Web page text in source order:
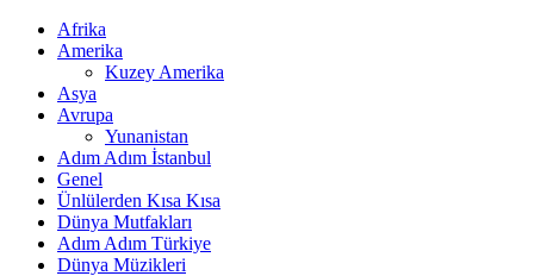
Afrika
Amerika
Kuzey Amerika
Asya
Avrupa
Yunanistan
Adım Adım İstanbul
Genel
Ünlülerden Kısa Kısa
Dünya Mutfakları
Adım Adım Türkiye
Dünya Müzikleri